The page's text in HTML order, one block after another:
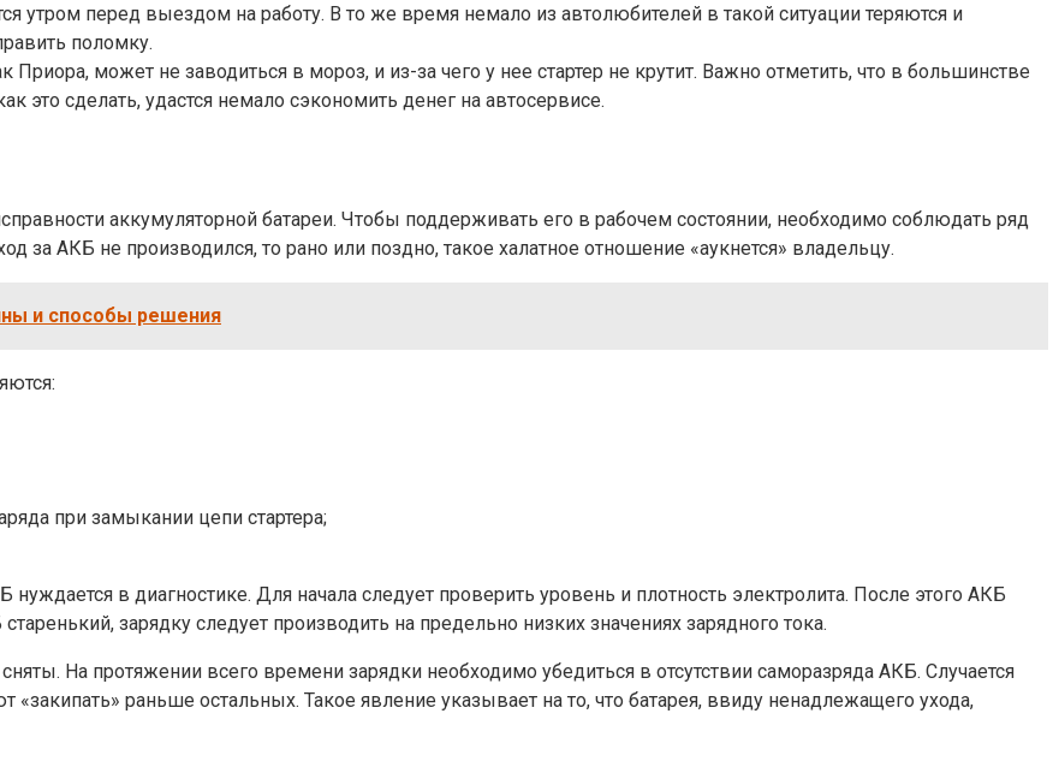
утром перед выездом на работу. В то же время немало из автолюбителей в такой ситуации теряются и
поломку.
Приора, может не заводиться в мороз, и из-за чего у нее стартер не крутит. Важно отметить, что в большинстве
это сделать, удастся немало сэкономить денег на автосервисе.
аккумуляторной батареи. Чтобы поддерживать его в рабочем состоянии, необходимо соблюдать ряд
за АКБ не производился, то рано или поздно, такое халатное отношение «аукнется» владельцу.
и способы решения
при замыкании цепи стартера;
нуждается в диагностике. Для начала следует проверить уровень и плотность электролита. После этого АКБ
зарядку следует производить на предельно низких значениях зарядного тока.
На протяжении всего времени зарядки необходимо убедиться в отсутствии саморазряда АКБ. Случается
«закипать» раньше остальных. Такое явление указывает на то, что батарея, ввиду ненадлежащего ухода,